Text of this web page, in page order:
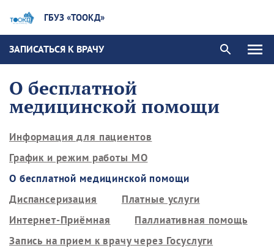
ГБУЗ «ТООКД»
ЗАПИСАТЬСЯ К ВРАЧУ
О бесплатной
медицинской помощи
Информация для пациентов
График и режим работы МО
О бесплатной медицинской помощи
Диспансеризация
Платные услуги
Интернет-Приёмная
Паллиативная помощь
Запись на прием к врачу через Госуслуги